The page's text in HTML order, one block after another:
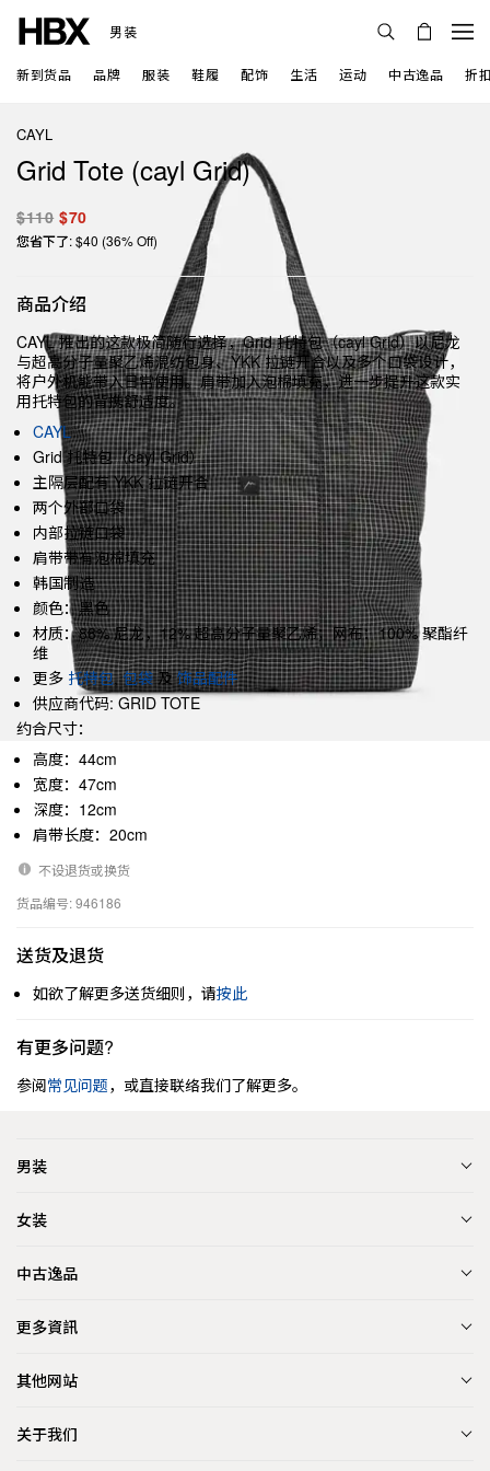
男装
新到货品 品牌 服装 鞋履 配饰 生活 运动 中古逸品 折
CAYL
Grid Tote (cayl Grid)
$110 $70
您省下了: $40 (36% Off)
商品介绍
CAYL 推出的这款极简随行选择，Grid 托特包（cayl Grid）以尼龙
与超高分子量聚乙烯混纺包身、YKK 拉链开合以及多个口袋设计，
将户外机能带入日常使用。肩带加入泡棉填充，进一步提升这款实
用托特包的背携舒适度。
CAYL
Grid 托特包（cayl Grid）
主隔层配有 YKK 拉链开合
两个外部口袋
内部拉链口袋
肩带带有泡棉填充
韩国制造
颜色：黑色
材质：88% 尼龙，12% 超高分子量聚乙烯；网布：100% 聚酯纤
维
更多 托特包,包袋及饰品配件
供应商代码: GRID TOTE
约合尺寸：
高度：44cm
宽度：47cm
深度：12cm
肩带长度：20cm
不设退货或换货
货品编号: 946186
送货及退货
如欲了解更多送货细则，请按此
有更多问题?
参阅常见问题，或直接联络我们了解更多。
男装
女装
中古逸品
更多資訊
其他网站
关于我们